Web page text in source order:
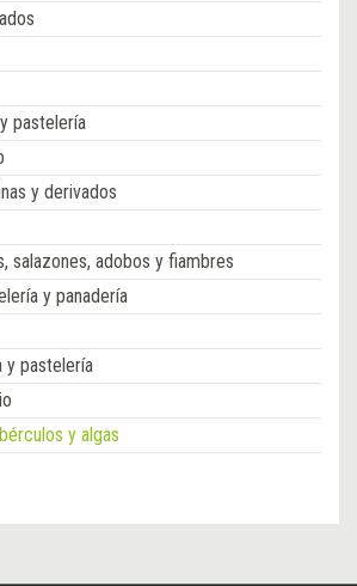
pastelería
y derivados
salazones, adobos y fiambres
y panadería
y pastelería
y algas